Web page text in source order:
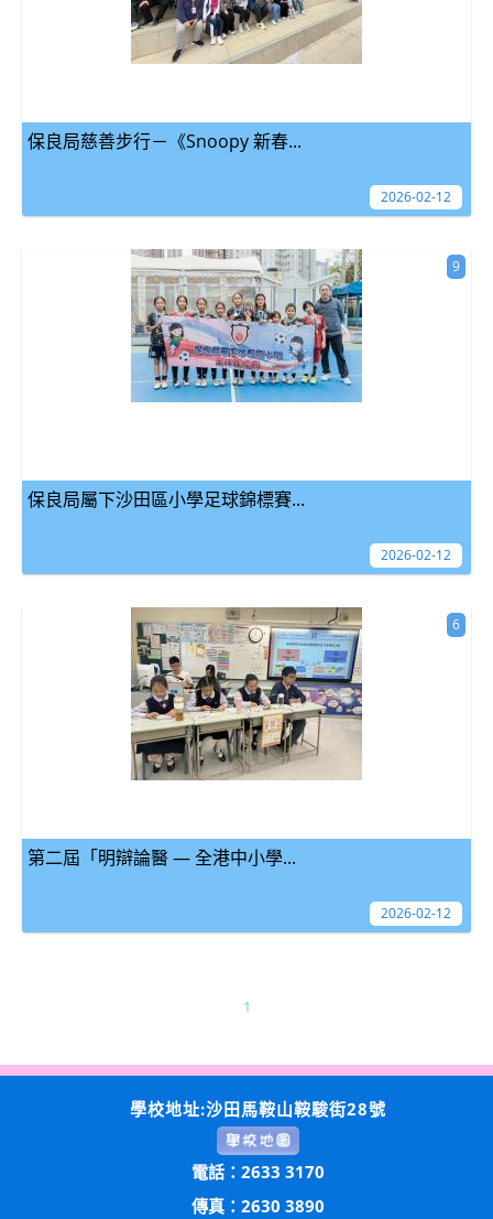
保良局慈善步行－《Snoopy 新春...
2026-02-12
保良局屬下沙田區小學足球錦標賽...
9
2026-02-12
第二屆「明辯論醫 — 全港中小學...
6
2026-02-12
1
學校地址:沙田馬鞍山鞍駿街28號
電話：2633 3170
傳真：2630 3890